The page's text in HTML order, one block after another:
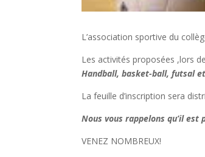
L’association sportive du
Les activités proposées ,lors
Handball, basket-ball, futsal
La feuille d’inscription sera
Nous vous rappelons qu’il
VENEZ NOMBREUX!